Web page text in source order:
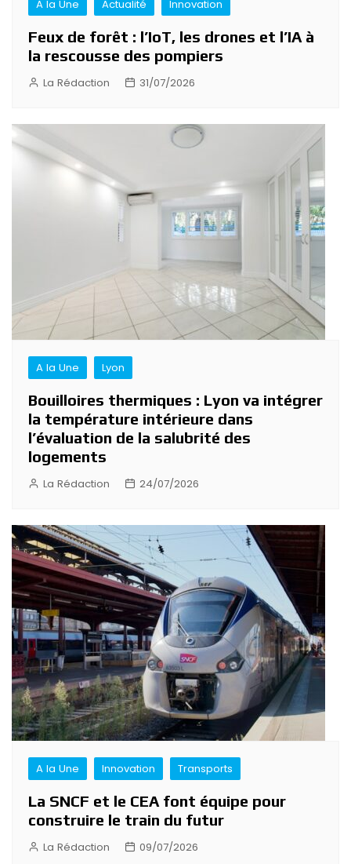
A la Une Actualité Innovation
Feux de forêt : l’IoT, les drones et l’IA à
la rescousse des pompiers
La Rédaction 31/07/2026
A la Une Lyon
Bouilloires thermiques : Lyon va intégrer
la température intérieure dans
l’évaluation de la salubrité des
logements
La Rédaction 24/07/2026
A la Une Innovation Transports
La SNCF et le CEA font équipe pour
construire le train du futur
La Rédaction 09/07/2026